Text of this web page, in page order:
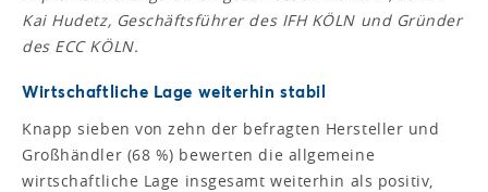
Kai Hudetz, Geschäftsführer des IFH KÖLN und Gründer
des ECC KÖLN.
Wirtschaftliche Lage weiterhin stabil
Knapp sieben von zehn der befragten Hersteller und
Großhändler (68 %) bewerten die allgemeine
wirtschaftliche Lage insgesamt weiterhin als positiv,